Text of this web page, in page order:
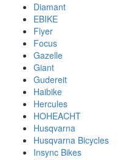
Diamant
EBIKE
Flyer
Focus
Gazelle
Giant
Gudereit
Haibike
Hercules
HOHEACHT
Husqvarna
Husqvarna Bicycles
Insync Bikes